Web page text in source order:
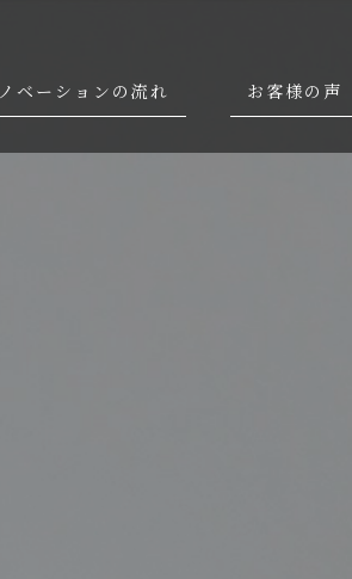
ベーションの流れ お客様の声